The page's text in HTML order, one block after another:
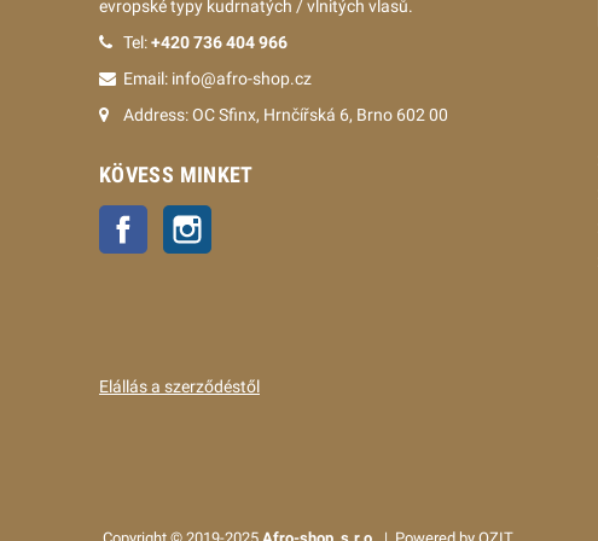
evropské typy kudrnatých / vlnitých vlasů.
Tel:+420 736 404 966
Email: info@afro-shop.cz
Address: OC Sfinx, Hrnčířská 6, Brno 602 00
KÖVESS MINKET
Facebook
Elállás a szerződéstől